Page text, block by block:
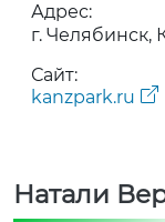
Адрес:
г. Челябинск,
Сайт:
kanzpark.ru
Натали